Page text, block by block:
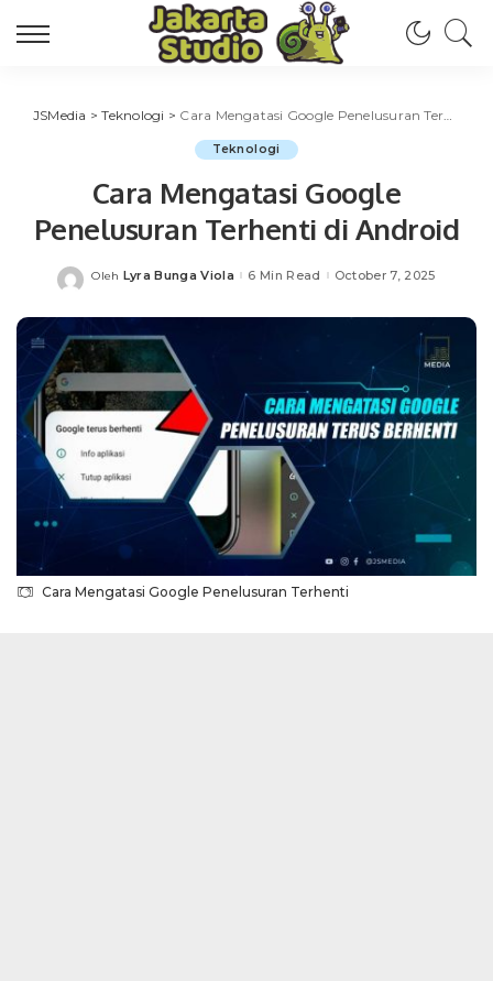
JSMedia >Teknologi > Cara Mengatasi Google Penelusuran Terhenti di Android
Teknologi
Cara Mengatasi Google
Penelusuran Terhenti di Android
Posted
Oleh Lyra Bunga Viola 6 Min Read October 7, 2025
Cara Mengatasi Google Penelusuran Terhenti